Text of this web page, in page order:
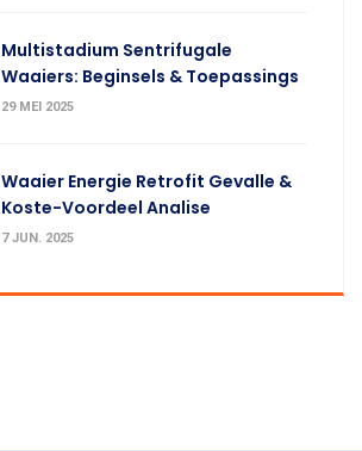
Multistadium Sentrifugale
Waaiers: Beginsels & Toepassings
29 MEI 2025
Waaier Energie Retrofit Gevalle &
Koste-Voordeel Analise
7 JUN. 2025